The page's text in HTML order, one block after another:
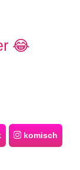
😂
komisch